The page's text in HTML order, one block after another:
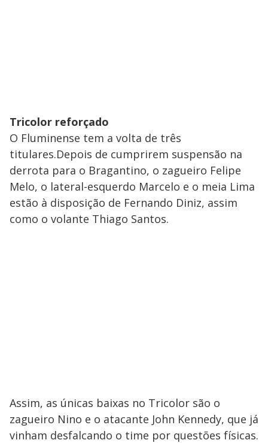
Tricolor reforçado
O Fluminense tem a volta de três
titulares.Depois de cumprirem suspensão na
derrota para o Bragantino, o zagueiro Felipe
Melo, o lateral-esquerdo Marcelo e o meia Lima
estão à disposição de Fernando Diniz, assim
como o volante Thiago Santos.
Assim, as únicas baixas no Tricolor são o
zagueiro Nino e o atacante John Kennedy, que já
vinham desfalcando o time por questões físicas.